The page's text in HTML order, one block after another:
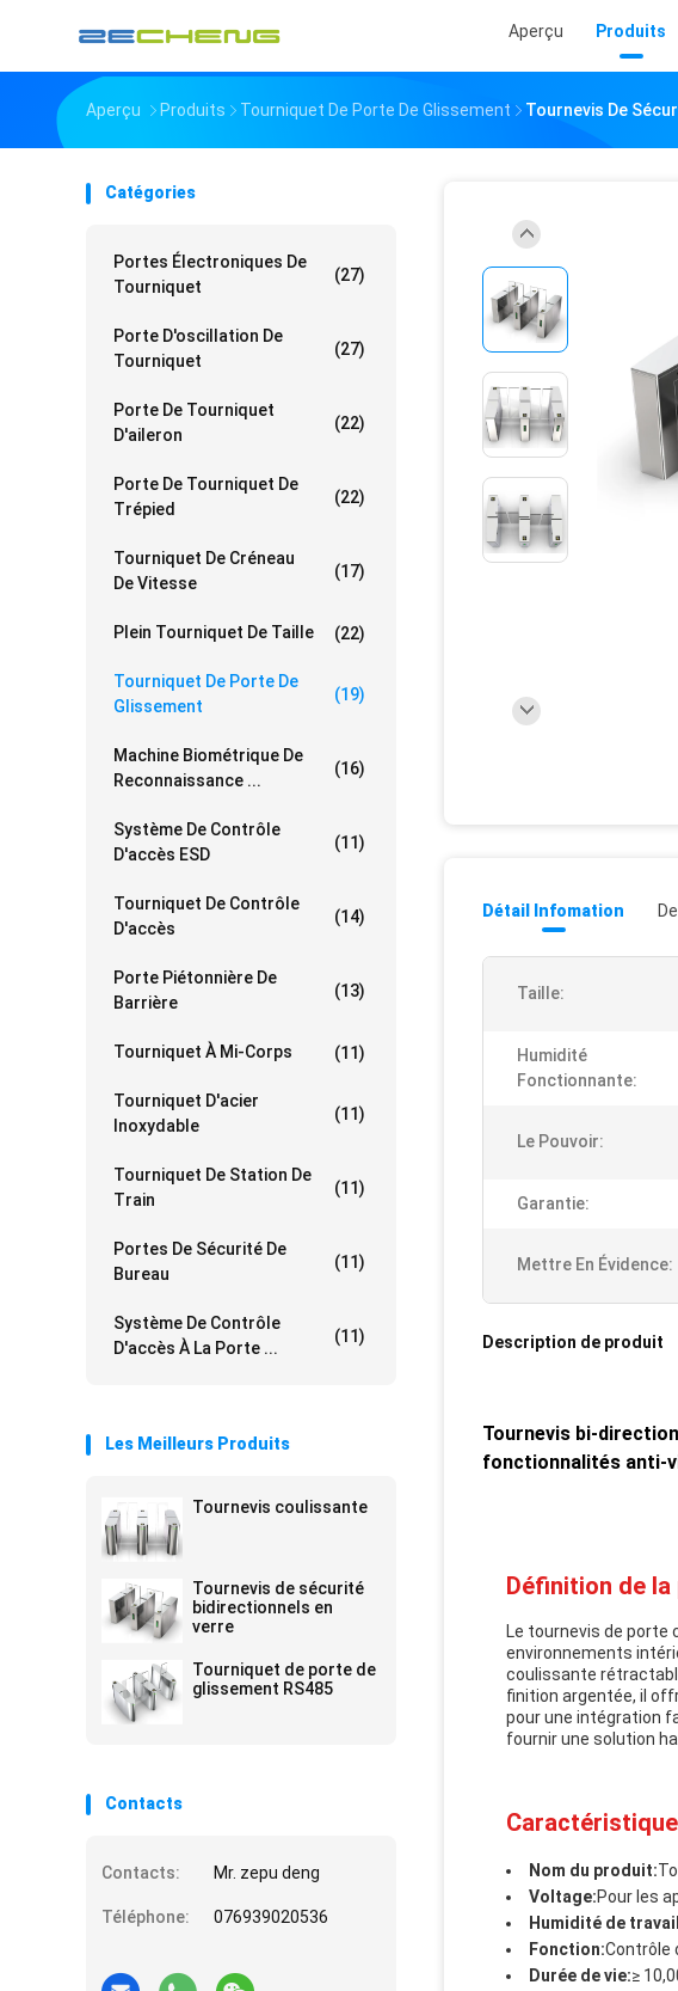
Aperçu Produits
Aperçu Produits Tourniquet De Porte De Glissement Tournevis De
Catégories
Portes Électroniques De
Tourniquet
(27)
Porte D'oscillation De
Tourniquet
(27)
Porte De Tourniquet
D'aileron
(22)
Porte De Tourniquet De
Trépied
(22)
Tourniquet De Créneau
De Vitesse
(17)
Plein Tourniquet De Taille (22)
Tourniquet De Porte De
Glissement
(19)
Machine Biométrique De
Reconnaissance ...
(16)
Système De Contrôle
D'accès ESD
(11)
Tourniquet De Contrôle
D'accès
(14)
Porte Piétonnière De
Barrière
(13)
Tourniquet À Mi-Corps (11)
Tourniquet D'acier
Inoxydable
(11)
Tourniquet De Station De
Train
(11)
Portes De Sécurité De
Bureau
(11)
Système De Contrôle
D'accès À La Porte ...
(11)
Les Meilleurs Produits
Tournevis coulissante
Tournevis de sécurité
bidirectionnels en
verre
Tourniquet de porte de
glissement RS485
Contacts
Contacts: Mr. zepu deng
Téléphone: 076939020536
Détail Infomation
Taille:
Humidité
Fonctionnante:
Le Pouvoir:
Garantie:
Mettre En Évidence:
Description de produit
Tournevis bi-
fonctionnalités anti-
Définition de
Le tournevis de
environnements
coulissante
finition argentée, il
pour une intégration
fournir une solution
Nom du produit:
Voltage:Pour les
Humidité de
Fonction:Contrôle
Durée de vie:≥